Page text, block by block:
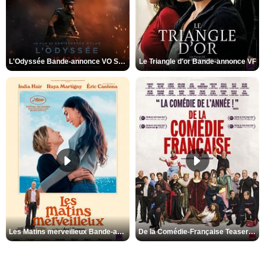
L'Odyssée Bande-annonce VO STFR Le Triangle d'or Bande-annonce VF
Les Matins merveilleux Bande-annonce VF De la Comédie-Française Teaser VF